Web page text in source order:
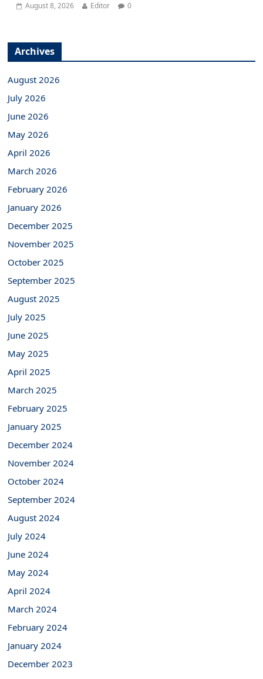
August 8, 2026 Editor 0
Archives
August 2026
July 2026
June 2026
May 2026
April 2026
March 2026
February 2026
January 2026
December 2025
November 2025
October 2025
September 2025
August 2025
July 2025
June 2025
May 2025
April 2025
March 2025
February 2025
January 2025
December 2024
November 2024
October 2024
September 2024
August 2024
July 2024
June 2024
May 2024
April 2024
March 2024
February 2024
January 2024
December 2023